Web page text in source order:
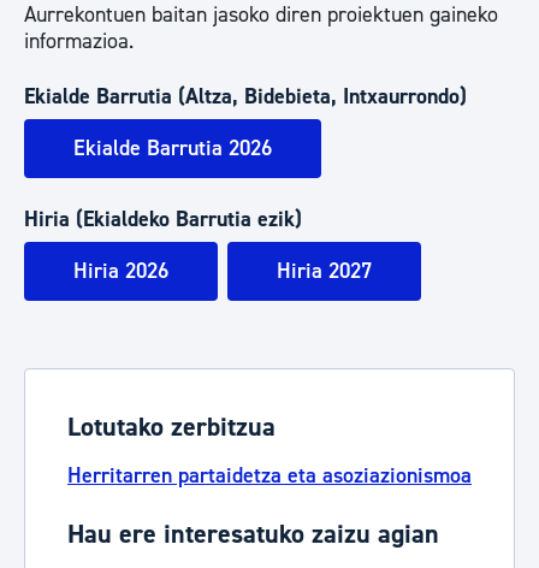
Aurrekontuen baitan jasoko diren proiektuen gaineko
informazioa.
Ekialde Barrutia (Altza, Bidebieta, Intxaurrondo)
Ekialde Barrutia 2026
Hiria (Ekialdeko Barrutia ezik)
Hiria 2026
Hiria 2027
Lotutako zerbitzua
Herritarren partaidetza eta asoziazionismoa
Hau ere interesatuko zaizu agian